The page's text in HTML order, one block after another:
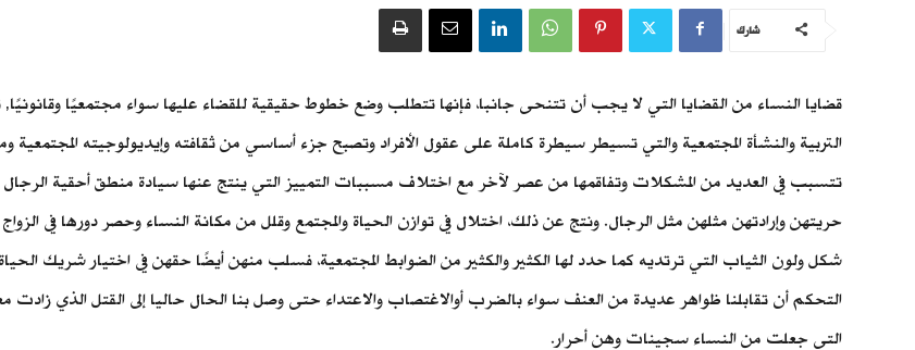
شارك
قضايا النساء من القضايا التي لا يجب أن تتنحى جانبا، فإنها تتطلب وضع خطوط حقيقية للقضاء عليها سواء مجتمعيًا
التربية والنشأة المجتمعية والتي تسيطر سيطرة كاملة على عقول الأفراد وتصبح جزء أساسي من ثقافته وإيديولوجيته
تتسبب في العديد من المشكلات وتفاقمها من عصر لآخر مع اختلاف مسببات التمييز التي ينتج عنها سيادة منطق أحقية
حريتهن وإرادتهن مثلهن مثل الرجال. ونتج عن ذلك، اختلال في توازن الحياة والمجتمع وقلل من مكانة النساء وحصر دورها في الزواج
شكل ولون الثياب التي ترتديه كما حدد لها الكثير والكثير من الضوابط المجتمعية، فسلب منهن أيضًا حقهن في اختيار شريك
التحكم أن تقابلنا ظواهر عديدة من العنف سواء بالضرب أوالاغتصاب والاعتداء حتى وصل بنا الحال حاليا إلى القتل الذي زادت
التي جعلت من النساء سجينات وهن أحرار.